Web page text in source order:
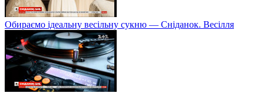
Обираємо ідеальну весільну сукню — Сніданок. Весілля